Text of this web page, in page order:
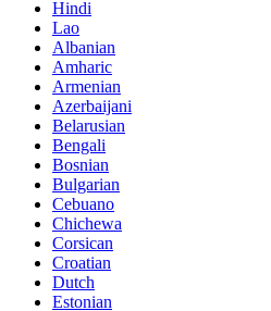
Hindi
Lao
Albanian
Amharic
Armenian
Azerbaijani
Belarusian
Bengali
Bosnian
Bulgarian
Cebuano
Chichewa
Corsican
Croatian
Dutch
Estonian